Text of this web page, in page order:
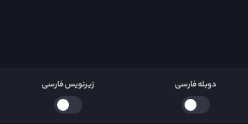
دوبله فارسی زیرنویس فارسی